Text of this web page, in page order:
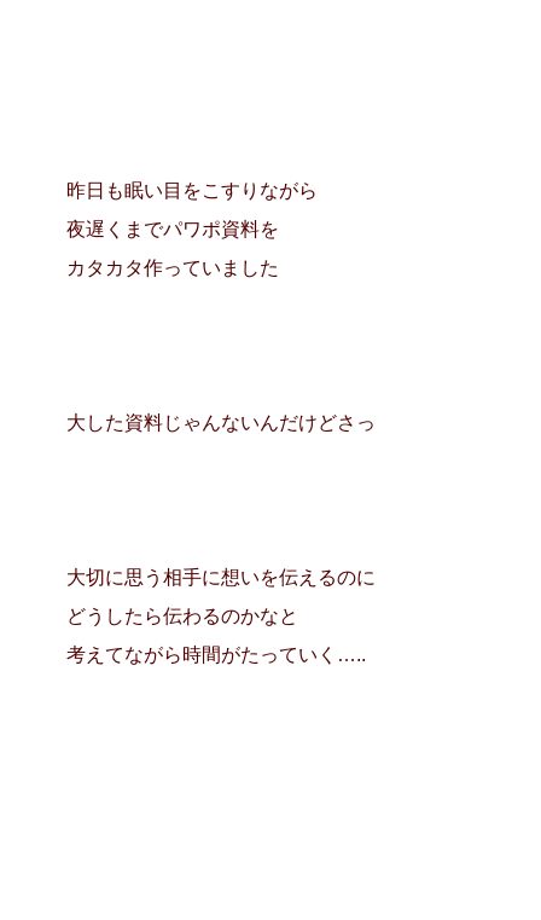
昨日も眠い目をこすりながら
夜遅くまでパワポ資料を
カタカタ作っていました
大した資料じゃんないんだけどさっ
大切に思う相手に想いを伝えるのに
どうしたら伝わるのかなと
考えてながら時間がたっていく…..